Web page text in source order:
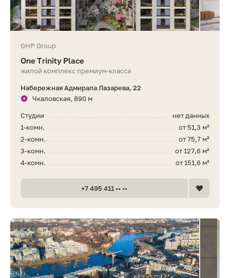
GHP Group
One Trinity Place
жилой комплекс премиум-класса
Набережная Адмирала Лазарева, 22
Чкаловская, 890 м
нет данных
Студии
от 51,3 м²
1-комн.
от 75,7 м²
2-комн.
от 127,6 м²
3-комн.
от 151,6 м²
4-комн.
+7 495 411 •• ••